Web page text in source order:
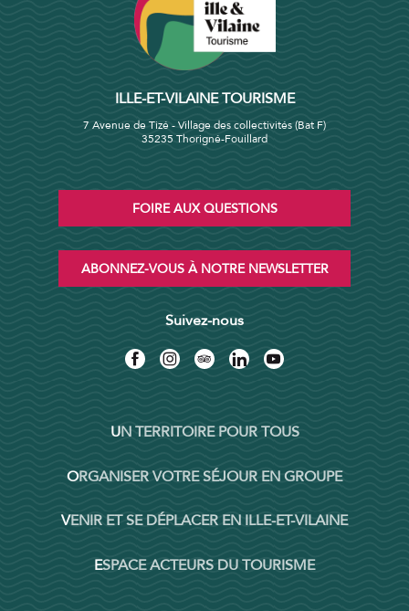
ILLE-ET-VILAINE TOURISME
7 Avenue de Tizé - Village des collectivités (Bat F)
35235 Thorigné-Fouillard
FOIRE AUX QUESTIONS
ABONNEZ-VOUS À NOTRE NEWSLETTER
Suivez-nous
UN TERRITOIRE POUR TOUS
ORGANISER VOTRE SÉJOUR EN GROUPE
VENIR ET SE DÉPLACER EN ILLE-ET-VILAINE
ESPACE ACTEURS DU TOURISME